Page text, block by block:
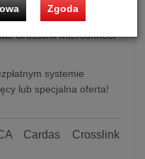
Crosslink Interconnect
systemie
lub specjalna oferta!
Cardas Crosslink
Zgoda